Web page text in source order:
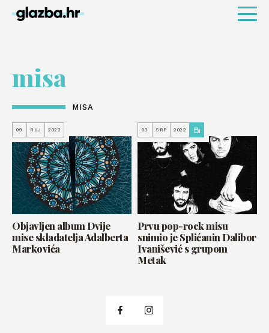
misa
MISA
09 RUJ 2022
Objavljen album Dvije
mise skladatelja Adalberta
Markovića
03 SRP 2022
Prvu pop-rock misu
snimio je Splićanin Dalibor
Ivanišević s grupom
Metak